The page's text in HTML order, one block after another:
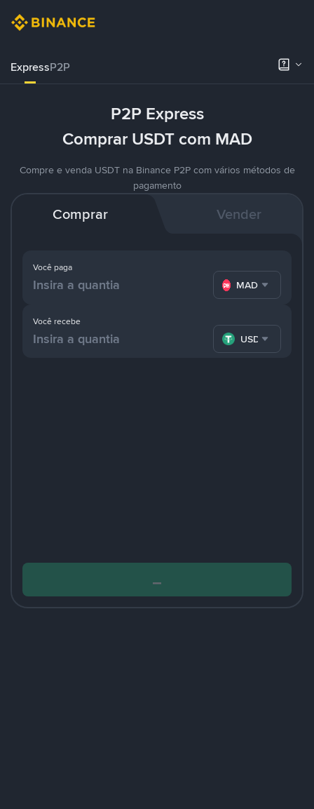
ExpressP2P
P2P Express
Comprar USDT com MAD
Compre e venda USDT na Binance P2P com vários métodos de
pagamento
Comprar Vender
Você paga
MAD
Você recebe
USDT